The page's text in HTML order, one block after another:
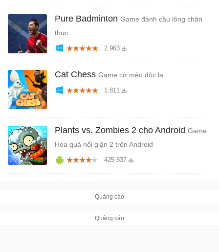
Pure Badminton Game đánh cầu lông chân
thực
2.963
Cat Chess Game cờ mèo độc lạ
1.811
Plants vs. Zombies 2 cho Android Game
Hoa quả nổi giận 2 trên Android
425.837